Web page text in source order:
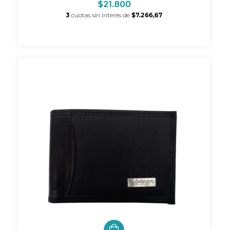
$21.800
3 cuotas sin interés de $7.266,67